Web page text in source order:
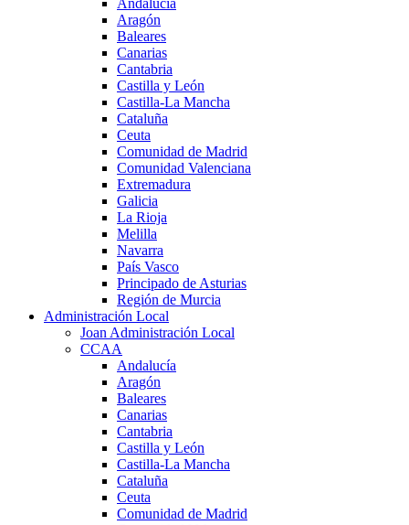
Aragón
Baleares
Canarias
Cantabria
Castilla y León
Castilla-La Mancha
Cataluña
Ceuta
Comunidad de Madrid
Comunidad Valenciana
Extremadura
Galicia
La Rioja
Melilla
Navarra
País Vasco
Principado de Asturias
Región de Murcia
Administración Local
Joan Administración Local
CCAA
Andalucía
Aragón
Baleares
Canarias
Cantabria
Castilla y León
Castilla-La Mancha
Cataluña
Ceuta
Comunidad de Madrid